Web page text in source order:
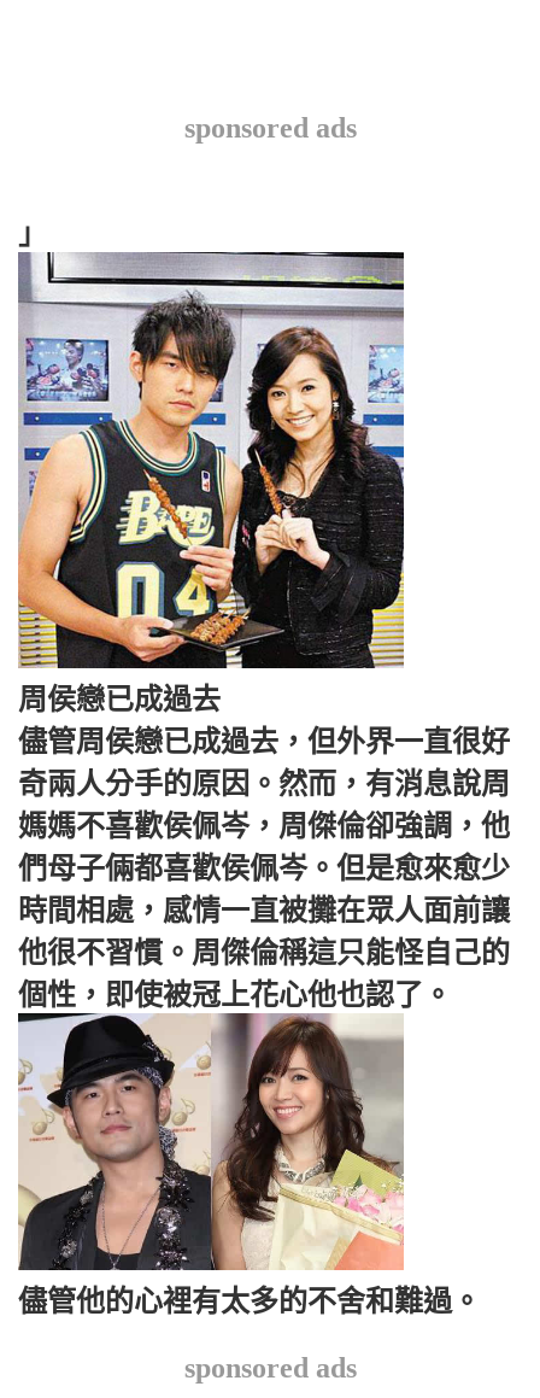
sponsored ads
」
周侯戀已成過去
儘管周侯戀已成過去，但外界一直很好
奇兩人分手的原因。然而，有消息說周
媽媽不喜歡侯佩岑，周傑倫卻強調，他
們母子倆都喜歡侯佩岑。但是愈來愈少
時間相處，感情一直被攤在眾人面前讓
他很不習慣。周傑倫稱這只能怪自己的
個性，即使被冠上花心他也認了。
儘管他的心裡有太多的不舍和難過。
sponsored ads